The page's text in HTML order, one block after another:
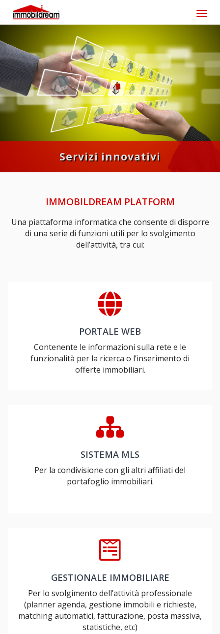
Servizi innovativi
IMMOBILDREAM PLATFORM
Una piattaforma informatica che consente di disporre
di una serie di funzioni utili per lo svolgimento
dell’attività, tra cui:
PORTALE WEB
Contenente le informazioni sulla rete e le
funzionalità per la ricerca o l’inserimento di
offerte immobiliari.
SISTEMA MLS
Per la condivisione con gli altri affiliati del
portafoglio immobiliari.
GESTIONALE IMMOBILIARE
Per lo svolgimento dell’attività professionale
(planner agenda, gestione immobili e richieste,
matching automatici, fatturazione, posta massiva,
statistiche, etc)